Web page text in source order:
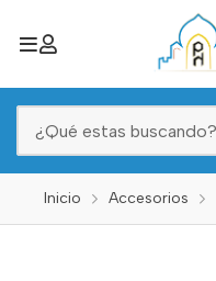
Inicio Accesorios